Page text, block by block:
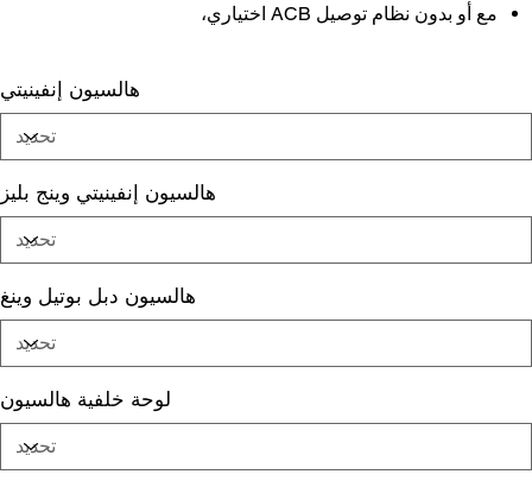
مع أو بدون نظام توصيل ACB اختياري،
هالسيون إنفينيتي
هالسيون إنفينيتي وينج بليز
هالسيون دبل بوتيل وينغ
لوحة خلفية هالسيون